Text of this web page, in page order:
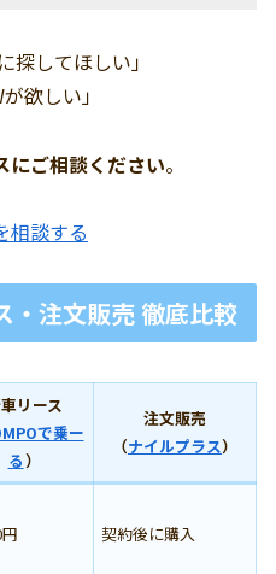
してほしい」
欲しい」
にご相談ください。
相談する
・注文販売 徹底比較
リース
で乗ー
る）
注文販売
（ナイルプラス）
契約後に購入